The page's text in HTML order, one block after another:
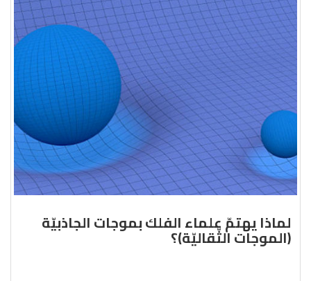
لماذا يهتمّ علماء الفلك بموجات الجاذبيّة
(الموجات الثّقاليّة)؟